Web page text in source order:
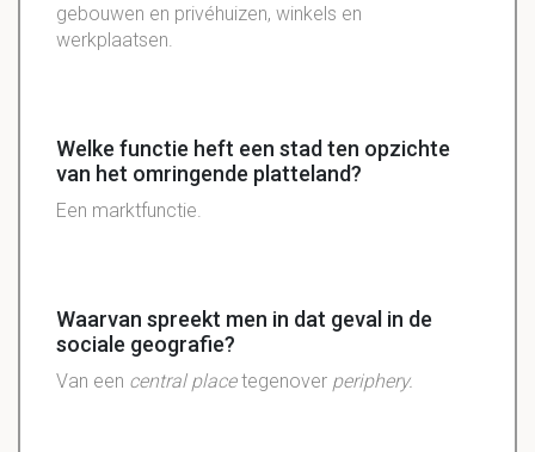
gebouwen en privéhuizen, winkels en
werkplaatsen.
Welke functie heft een stad ten opzichte
van het omringende platteland?
Een marktfunctie.
Waarvan spreekt men in dat geval in de
sociale geografie?
Van een central placetegenover periphery.